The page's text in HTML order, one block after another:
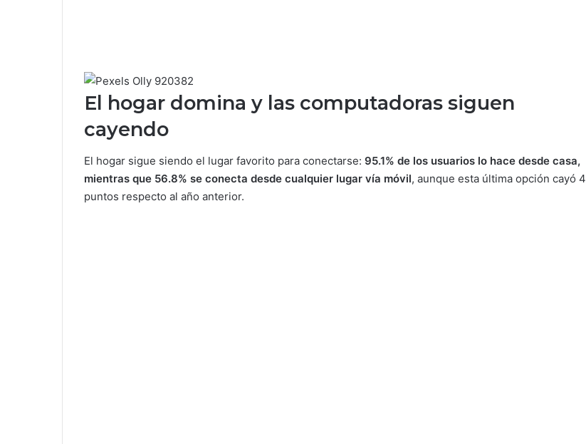
El hogar domina y las computadoras siguen
cayendo
El hogar sigue siendo el lugar favorito para conectarse: 95.1% de los usuarios lo hace desde casa,
mientras que 56.8% se conecta desde cualquier lugar vía móvil, aunque esta última opción cayó 4
puntos respecto al año anterior.